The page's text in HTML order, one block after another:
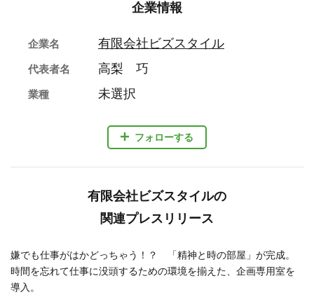
企業情報
フォローする
企業名 有限会社ビズスタイル
代表者名 高梨 巧
業種 未選択
有限会社ビズスタイルの
関連プレスリリース
嫌でも仕事がはかどっちゃう！？ 「精神と時の部屋」が完成。
時間を忘れて仕事に没頭するための環境を揃えた、企画専用室を
導入。